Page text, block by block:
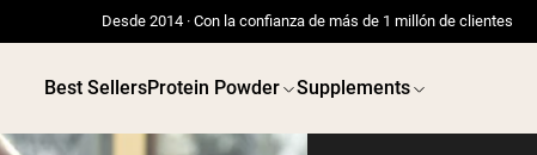
Desde 2014 · Con la confianza de más de 1 millón de clientes
Best SellersProtein Powder Supplements